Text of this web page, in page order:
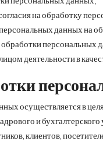
на обработку
данных на
персональных
деятельности в
осуществляется в
и
клиентов,